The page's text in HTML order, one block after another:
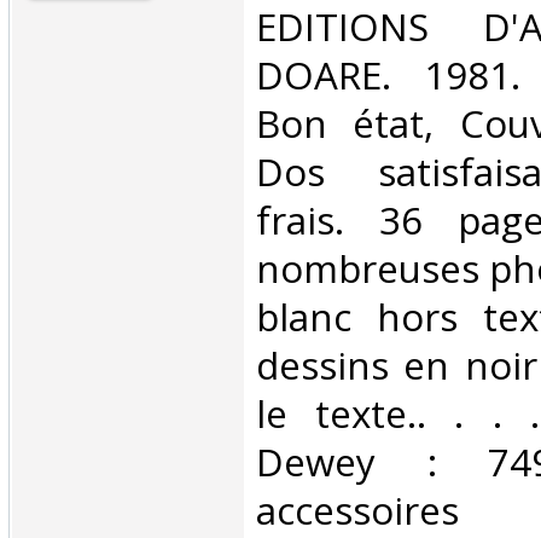
‎EDITIONS
DOARE.
Bon état,
Dos
frais. 36
nombreuses
blanc hors
dessins en
le texte.. . . .
Dewey :
accessoires‎